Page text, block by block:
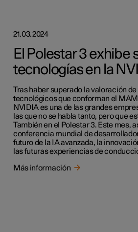
21.03.2024
El Polestar 3 exhibe
tecnologías en la
Tras haber superado la valoración
tecnológicos que conforman el
NVIDIA es una de las grandes
las que no se habla tanto, pero que
También en el Polestar 3. Este mes,
conferencia mundial de
futuro de la IA avanzada, la
las futuras experiencias de
Más información